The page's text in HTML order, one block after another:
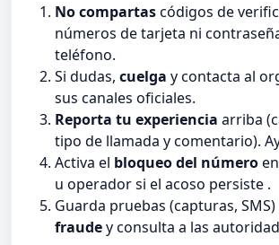
No compartascódigos de
números de tarjeta ni
teléfono.
Si dudas, cuelga y contacta al
sus canales oficiales.
Reporta tu experiencia arriba
tipo de llamada y comentario).
Activa el bloqueo del número
u operador si el acoso persiste .
Guarda pruebas (capturas,
fraudey consulta a las